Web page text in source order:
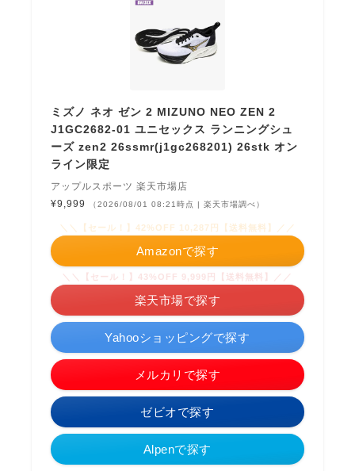
ミズノ ネオ ゼン 2 MIZUNO NEO ZEN 2
J1GC2682-01 ユニセックス ランニングシュ
ーズ zen2 26ssmr(j1gc268201) 26stk オン
ライン限定
アップルスポーツ 楽天市場店
¥9,999
（2026/08/01 08:21時点 | 楽天市場調べ）
＼＼【セール！】42%OFF 10,287円【送料無料】／／
Amazonで探す
＼＼【セール！】43%OFF 9,999円【送料無料】／／
楽天市場で探す
Yahooショッピングで探す
メルカリで探す
ゼビオで探す
Alpenで探す